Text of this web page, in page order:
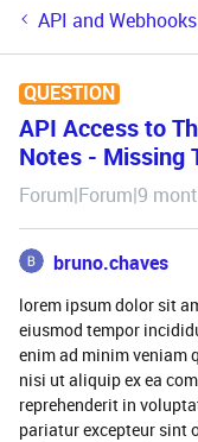
API and Webhooks
QUESTION
API Access to
Notes - Missing
Forum|Forum|9
bruno.chaves
lorem ipsum dolor sit
eiusmod tempor
enim ad minim veniam
nisi ut aliquip ex ea
reprehenderit in
pariatur excepteur sint